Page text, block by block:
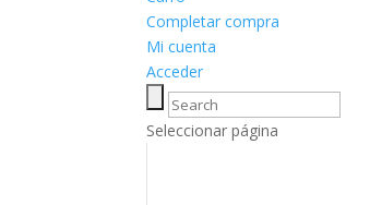
Completar compra
Mi cuenta
Acceder
Seleccionar página